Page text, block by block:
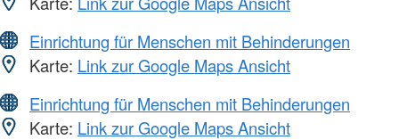
Einrichtung für Menschen mit Behinderungen
Karte: Link zur Google Maps Ansicht
Einrichtung für Menschen mit Behinderungen
Karte: Link zur Google Maps Ansicht